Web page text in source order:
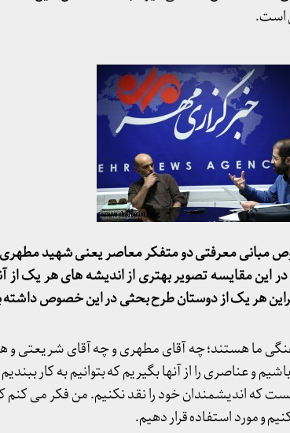
است.
مبانی معرفتی دو متفکر معاصر یعنی شهید
مقایسه تصویر بهتری از اندیشه های هر یک از
هر یک از دوستان طرح بحثی در این خصوص داشته
ما هستند؛ چه آقای مطهری و چه آقای شریعتی و
و عناصری را از آنها بگیریم که بتوانیم به کار
که اندیشمندان خود را نقد نکنیم. من فکر می کنم
و مورد استفاده قرار دهیم.